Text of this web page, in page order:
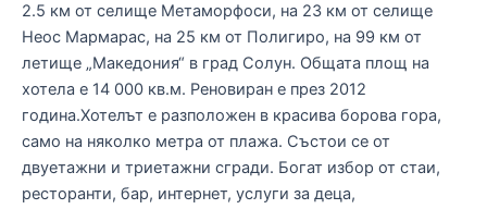
2.5 км от селище Метаморфоси, на 23 км от селище
Неос Мармарас, на 25 км от Полигиро, на 99 км от
летище „Македония“ в град Солун. Общата площ на
хотела е 14 000 кв.м. Реновиран е през 2012
година.Хотелът е разположен в красива борова гора,
само на няколко метра от плажа. Състои се от
двуетажни и триетажни сгради. Богат избор от стаи,
ресторанти, бар, интернет, услуги за деца,